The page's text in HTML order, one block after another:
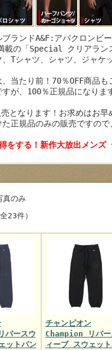
ブランドA&F:アバクロン
載の「Special クリアラン
Tシャツ、シャツ、ジャケ
当たり前！70％OFF商品も
が、100％正規品になりま
となります！お求めはお早
正規品のみの販売ですので
をする！新作大放出メンズ
のみ
23件）
バースウ
ットパン
チャンピオン
Champion リバー
ィーブ スウェッ